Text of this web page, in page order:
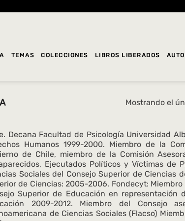
TEMAS COLECCIONES LIBROS LIBERADOS
Mostrando el
Decana Facultad de Psicología Universidad
Humanos 1999-2000. Miembro de la
de Chile, miembro de la Comisión
Ejecutados Políticos y Víctimas de
Sociales del Consejo Superior de
de Ciencias: 2005-2006. Fondecyt:
Superior de Educación en
2009-2012. Miembro del Consejo
de Ciencias Sociales (Flacso)